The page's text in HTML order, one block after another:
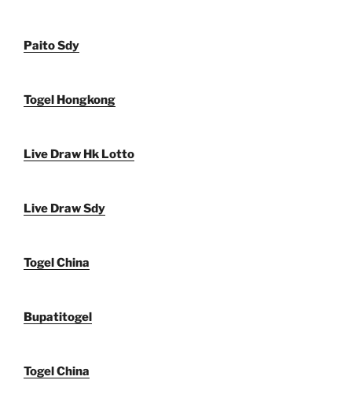
Paito Sdy
Togel Hongkong
Live Draw Hk Lotto
Live Draw Sdy
Togel China
Bupatitogel
Togel China